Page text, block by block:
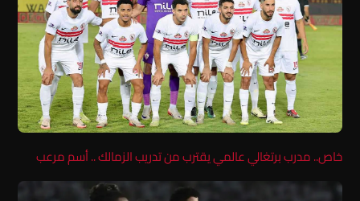
خاص.. مدرب برتغالي عالمي يقترب من تدريب الزمالك .. أسم مرعب